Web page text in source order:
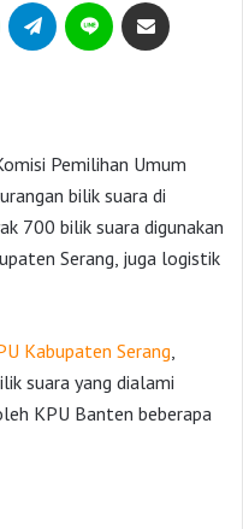
Pemilihan Umum
bilik suara di
700 bilik suara digunakan
Serang, juga logistik
Kabupaten Serang,
suara yang dialami
KPU Banten beberapa